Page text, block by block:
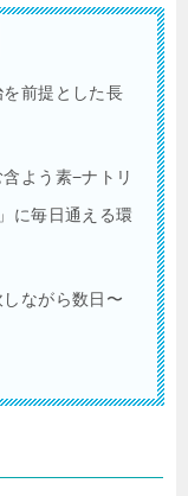
前提とした長
よう素−ナトリ
に毎日通える環
ながら数日〜